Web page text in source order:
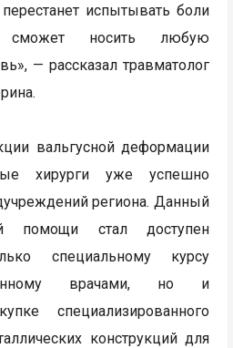
испытывать боли
носить любую
— рассказал травматолог
вальгусной деформации
хирурги уже успешно
региона. Данный
помощи стал доступен
специальному курсу
врачами, но и
специализированного
конструкций для